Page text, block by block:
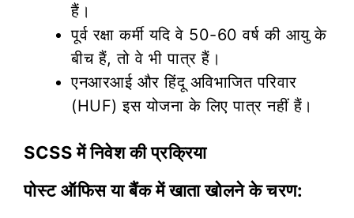
हैं।
पूर्व रक्षा कर्मी यदि वे 50-60 वर्ष की आयु के
बीच हैं, तो वे भी पात्र हैं।
एनआरआई और हिंदू अविभाजित परिवार
(HUF) इस योजना के लिए पात्र नहीं हैं।
SCSS में निवेश की प्रक्रिया
पोस्ट ऑफिस या बैंक में खाता खोलने के चरण: